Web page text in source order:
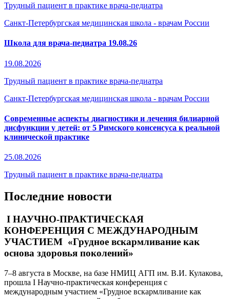
Трудный пациент в практике врача-педиатра
Санкт-Петербургская медицинская школа - врачам России
Школа для врача-педиатра 19.08.26
19.08.2026
Трудный пациент в практике врача-педиатра
Санкт-Петербургская медицинская школа - врачам России
Современные аспекты диагностики и лечения билиарной
дисфункции у детей: от 5 Римского консенсуса к реальной
клинической практике
25.08.2026
Трудный пациент в практике врача-педиатра
Последние новости
I НАУЧНО-ПРАКТИЧЕСКАЯ
КОНФЕРЕНЦИЯ С МЕЖДУНАРОДНЫМ
УЧАСТИЕМ «Грудное вскармливание как
основа здоровья поколений»
7–8 августа в Москве, на базе НМИЦ АГП им. В.И. Кулакова,
прошла I Научно-практическая конференция с
международным участием «Грудное вскармливание как